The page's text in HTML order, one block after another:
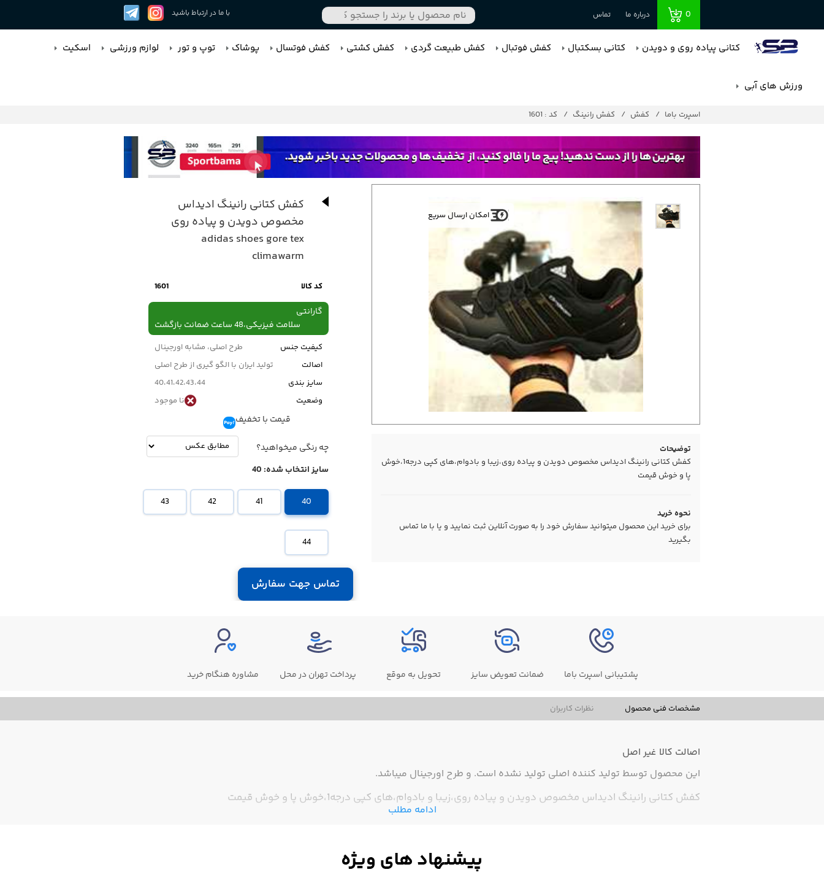
0 درباره ما تماس با ما در ارتباط باشید
کتانی پیاده روی و دویدن کتانی بسکتبال کفش فوتبال کفش طبیعت گردی کفش کشتی کفش فوتسال پوشاک توپ و تور لوازم ورزشی اسکیت
ورزش های آبی
اسپرت باما کفش کفش رانینگ کد : 1601
امکان ارسال سریع
توضیحات
کفش کتانی رانینگ ادیداس مخصوص دویدن و پیاده روی،زیبا و بادوام،های کپی درجه1،خوش
پا و خوش قیمت
نحوه خرید
برای خرید این محصول میتوانید سفارش خود را به صورت آنلاین ثبت نمایید و یا با ما تماس
بگیرید
کفش کتانی رانینگ ادیداس
مخصوص دویدن و پیاده روی
adidas shoes gore tex
climawarm
کد کالا 1601
گارانتی
سلامت فیزیکی،48 ساعت ضمانت بازگشت
کیفیت جنس
طرح اصلی، مشابه اورجینال
اصالت
تولید ایران با الگو گیری از طرح اصلی
سایز بندی
40،41،42،43،44
وضعیت
نا موجود
قیمت با تخفیف
چه رنگی میخواهید؟
سایز انتخاب شده: 40
40
41
42
43
44
تماس جهت سفارش
پشتیبانی اسپرت باما ضمانت تعویض سایز تحویل به موقع پرداخت تهران در محل مشاوره هنگام خرید
مشخصات فنی محصول نظرات کاربران
اصالت کالا غیر اصل
این محصول توسط تولید کننده اصلی تولید نشده است. و طرح اورجینال میباشد.
کفش کتانی رانینگ ادیداس مخصوص دویدن و پیاده روی،زیبا و بادوام،های کپی درجه1،خوش پا و خوش قیمت
ادامه مطلب